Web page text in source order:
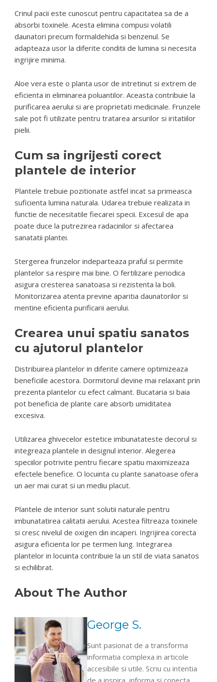
Crinul pacii este cunoscut pentru capacitatea sa de a
absorbi toxinele. Acesta elimina compusi volatili
daunatori precum formaldehida si benzenul. Se
adapteaza usor la diferite conditii de lumina si necesita
ingrijire minima.
Aloe vera este o planta usor de intretinut si extrem de
eficienta in eliminarea poluantilor. Aceasta contribuie la
purificarea aerului si are proprietati medicinale. Frunzele
sale pot fi utilizate pentru tratarea arsurilor si iritatiilor
pielii.
Cum sa ingrijesti corect
plantele de interior
Plantele trebuie pozitionate astfel incat sa primeasca
suficienta lumina naturala. Udarea trebuie realizata in
functie de necesitatile fiecarei specii. Excesul de apa
poate duce la putrezirea radacinilor si afectarea
sanatatii plantei.
Stergerea frunzelor indeparteaza praful si permite
plantelor sa respire mai bine. O fertilizare periodica
asigura cresterea sanatoasa si rezistenta la boli.
Monitorizarea atenta previne aparitia daunatorilor si
mentine eficienta purificarii aerului.
Crearea unui spatiu sanatos
cu ajutorul plantelor
Distribuirea plantelor in diferite camere optimizeaza
beneficiile acestora. Dormitorul devine mai relaxant prin
prezenta plantelor cu efect calmant. Bucataria si baia
pot beneficia de plante care absorb umiditatea
excesiva.
Utilizarea ghivecelor estetice imbunatateste decorul si
integreaza plantele in designul interior. Alegerea
speciilor potrivite pentru fiecare spatiu maximizeaza
efectele benefice. O locuinta cu plante sanatoase ofera
un aer mai curat si un mediu placut.
Plantele de interior sunt solutii naturale pentru
imbunatatirea calitatii aerului. Acestea filtreaza toxinele
si cresc nivelul de oxigen din incaperi. Ingrijirea corecta
asigura eficienta lor pe termen lung. Integrarea
plantelor in locuinta contribuie la un stil de viata sanatos
si echilibrat.
About The Author
George S.
Sunt pasionat de a transforma
informatia complexa in articole
accesibile si utile. Scriu cu intentia
de a inspira, informa si conecta